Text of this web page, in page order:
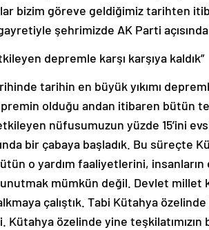
bizim göreve geldiğimiz tarihten
şehrimizde AK Parti
depremle karşı karşıya kaldık”
tarihin en büyük yıkımı
olduğu andan itibaren bütün
nüfusumuzun yüzde 15’ini
bir çabaya başladık. Bu süreçte
o yardım faaliyetlerini,
mümkün değil. Devlet millet
çalıştık. Tabi Kütahya
Kütahya özelinde yine